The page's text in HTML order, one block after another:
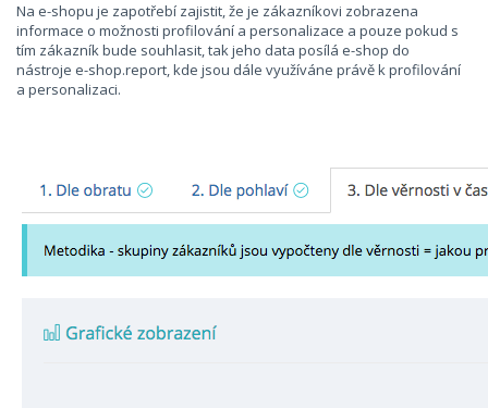
Na e-shopu je zapotřebí zajistit, že je zákazníkovi zobrazena
informace o možnosti profilování a personalizace a pouze pokud s
tím zákazník bude souhlasit, tak jeho data posílá e-shop do
nástroje e-shop.report, kde jsou dále využíváne právě k profilování
a personalizaci.